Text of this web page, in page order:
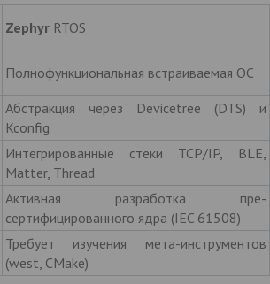
ZephyrRTOS
Полнофункциональная встраиваемая ОС
Абстракция через Devicetree (DTS) и
Kconfig
Интегрированные стеки TCP/IP, BLE,
Matter, Thread
Активная разработка пре-
сертифицированного ядра (IEC 61508)
Требует изучения мета-инструментов
(west, CMake)